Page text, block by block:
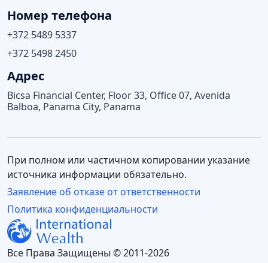
Номер телефона
+372 5489 5337
+372 5498 2450
Адрес
Bicsa Financial Center, Floor 33, Office 07, Avenida
Balboa, Panama City, Panama
Все Права Защищены © 2011-2026
Политика конфиденциальности
При полном или частичном копировании указание
источника информации обязательно.
Заявление об отказе от ответственности